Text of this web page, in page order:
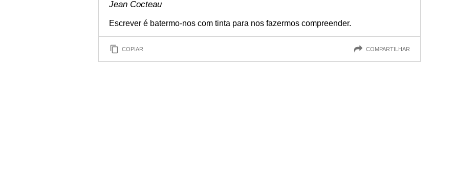
Jean Cocteau
Escrever é batermo-nos com tinta para nos fazermos compreender.
COPIAR COMPARTILHAR